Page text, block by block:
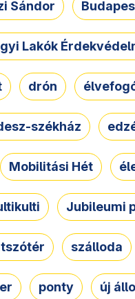
Sándor
Lakók
drón
székház
Mobilitási Hét
Jubileumi
szálloda
ponty új